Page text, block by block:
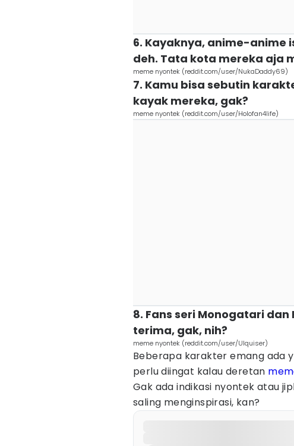
6. Kayaknya, anime-anime
deh. Tata kota mereka aja
meme nyontek (reddit.com/user/NukaDaddy69)
7. Kamu bisa sebutin
kayak mereka, gak?
meme nyontek (reddit.com/user/Holofan4life)
8. Fans seri Monogatari
terima, gak, nih?
meme nyontek (reddit.com/user/Ulquiser)
Beberapa karakter emang ada
perlu diingat kalau deretan
Gak ada indikasi nyontek atau
saling menginspirasi, kan?